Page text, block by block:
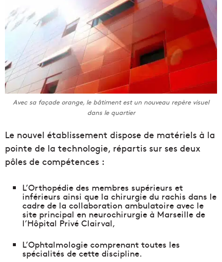
Avec sa façade orange, le bâtiment est un nouveau repère visuel
dans le quartier
Le nouvel établissement dispose de matériels à la
pointe de la technologie, répartis sur ses deux
pôles de compétences :
L’Orthopédie des membres supérieurs et
inférieurs ainsi que la chirurgie du rachis dans le
cadre de la collaboration ambulatoire avec le
site principal en neurochirurgie à Marseille de
l’Hôpital Privé Clairval,
L’Ophtalmologie comprenant toutes les
spécialités de cette discipline.